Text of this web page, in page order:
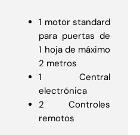
1 motor standard
para puertas de
1 hoja de máximo
2 metros
1 Central
electrónica
2 Controles
remotos